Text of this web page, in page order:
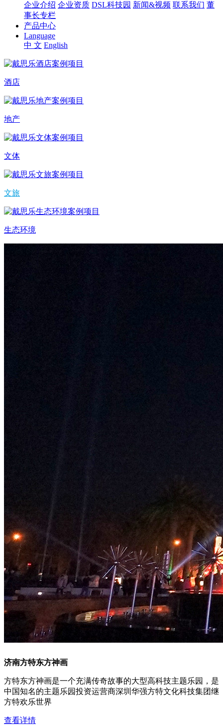
企业介绍 企业资质 DSL科技园 新闻&视频 联系我们 董
事长专栏
产品中心
Language
中 文 English
酒店
地产
文体
文旅
生态环境
济南方特东方神画
方特东方神画是一个充满传奇故事的大型高科技主题乐园，是
中国知名的主题乐园投资运营商深圳华强方特文化科技集团继
方特欢乐世界
查看详情